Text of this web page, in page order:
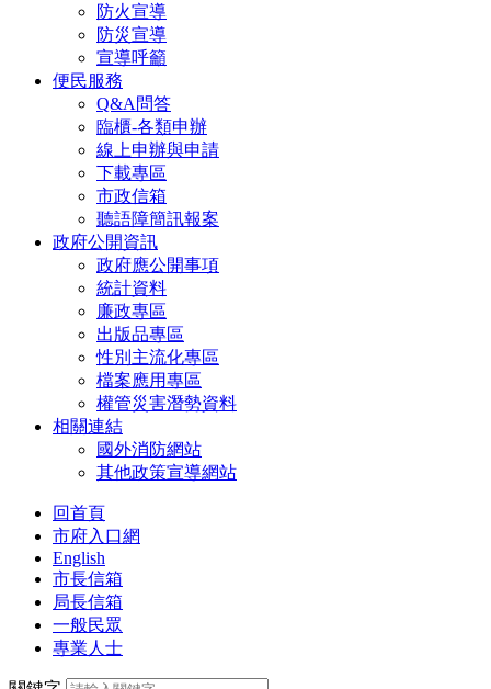
防火宣導
防災宣導
宣導呼籲
便民服務
Q&A問答
臨櫃-各類申辦
線上申辦與申請
下載專區
市政信箱
聽語障簡訊報案
政府公開資訊
政府應公開事項
統計資料
廉政專區
出版品專區
性別主流化專區
檔案應用專區
權管災害潛勢資料
相關連結
國外消防網站
其他政策宣導網站
回首頁
市府入口網
English
市長信箱
局長信箱
一般民眾
專業人士